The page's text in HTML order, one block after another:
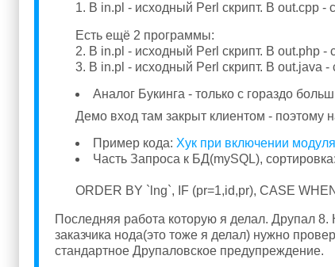
1. В in.pl - исходный Perl скрипт. В out.cpp
Есть ещё 2 программы:
2. В in.pl - исходный Perl скрипт. В out.php
3. В in.pl - исходный Perl скрипт. В out.java
Аналог Букинга - только с гораздо
Демо вход там закрыт клиентом - поэтому
Пример кода: Хук при включении
Часть Запроса к БД(mySQL), сортировка:
ORDER BY `lng`, IF (pr=1,id,pr), CASE
Последняя работа которую я делал. Друпал
заказчика нода(это тоже я делал) нужно
стандартное Друпаловское предупреждение.